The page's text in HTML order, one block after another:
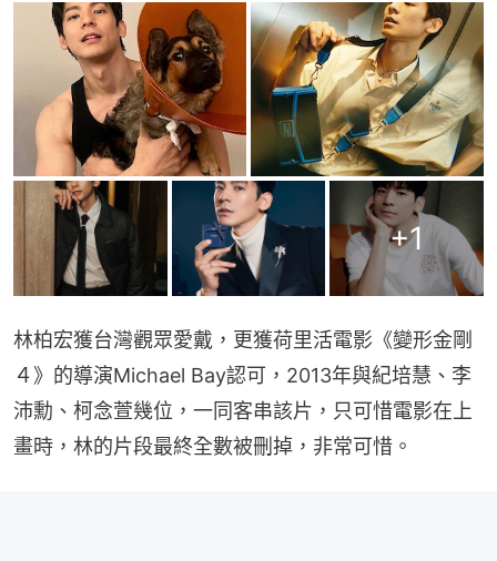
+1
林柏宏獲台灣觀眾愛戴，更獲荷里活電影《變形金剛
４》的導演Michael Bay認可，2013年與紀培慧、李
沛勳、柯念萱幾位，一同客串該片，只可惜電影在上
畫時，林的片段最終全數被刪掉，非常可惜。